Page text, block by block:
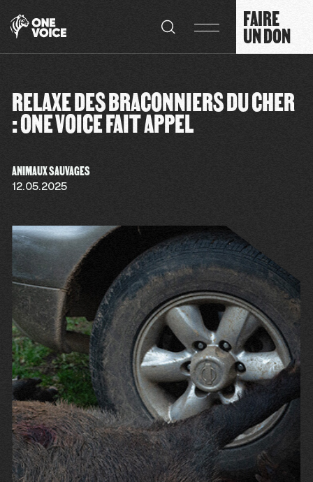
FAIRE
UN DON
RELAXE DES BRACONNIERS DU CHER
: ONE VOICE FAIT APPEL
ANIMAUX SAUVAGES
12.05.2025